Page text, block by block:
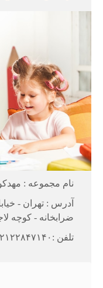
نام مجموعه :
آدرس : تهران -
ضرابخانه - کوچه
تلفن :۰۲۱۲۲۸۴۷۱۴۰